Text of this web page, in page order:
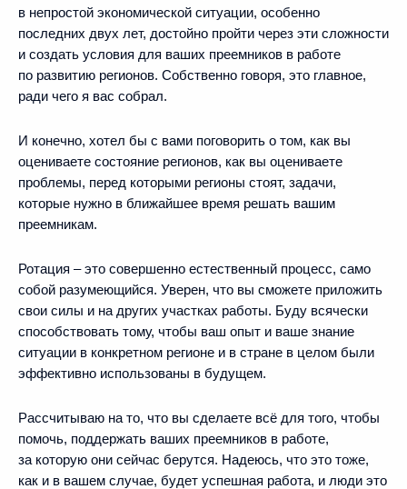
в непростой экономической ситуации, особенно
последних двух лет, достойно пройти через эти сложности
и создать условия для ваших преемников в работе
по развитию регионов. Собственно говоря, это главное,
ради чего я вас собрал.
И конечно, хотел бы с вами поговорить о том, как вы
оцениваете состояние регионов, как вы оцениваете
проблемы, перед которыми регионы стоят, задачи,
которые нужно в ближайшее время решать вашим
преемникам.
Ротация – это совершенно естественный процесс, само
собой разумеющийся. Уверен, что вы сможете приложить
свои силы и на других участках работы. Буду всячески
способствовать тому, чтобы ваш опыт и ваше знание
ситуации в конкретном регионе и в стране в целом были
эффективно использованы в будущем.
Рассчитываю на то, что вы сделаете всё для того, чтобы
помочь, поддержать ваших преемников в работе,
за которую они сейчас берутся. Надеюсь, что это тоже,
как и в вашем случае, будет успешная работа, и люди это